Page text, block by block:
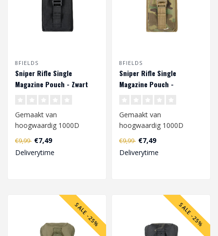
8FIELDS
Sniper Rifle Single
Magazine Pouch - Zwart
Gemaakt van
hoogwaardig 1000D
polyester, gekenmerkt
door een hoge weerstand
tege..
€9,99 €7,49
Deliverytime
8FIELDS
Sniper Rifle Single
Magazine Pouch -
Gemaakt van
hoogwaardig 1000D
polyester, gekenmerkt
door een hoge weerstand
tege..
€9,99 €7,49
Deliverytime
SALE -25% SALE -25%